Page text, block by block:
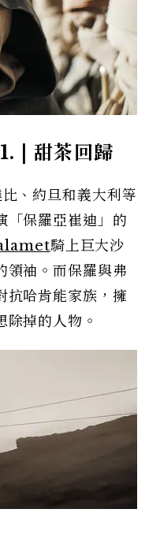
| 甜茶回歸
、約旦和義大利等
「保羅亞崔迪」的
騎上巨大沙
領袖。而保羅與弗
哈肯能家族， 擁
掉的人物。